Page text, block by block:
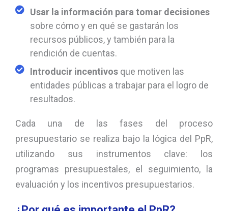
Usar la información para tomar decisiones
sobre cómo y en qué se gastarán los
recursos públicos, y también para la
rendición de cuentas.
Introducir incentivos que motiven las
entidades públicas a trabajar para el logro de
resultados.
Cada una de las fases del proceso
presupuestario se realiza bajo la lógica del PpR,
utilizando sus instrumentos clave: los
programas presupuestales, el seguimiento, la
evaluación y los incentivos presupuestarios.